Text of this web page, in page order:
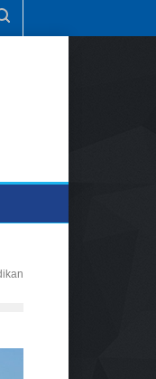
di Lamteng Tertinggi di